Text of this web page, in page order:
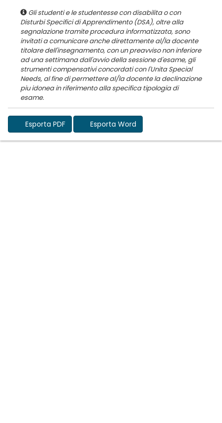
Gli studenti e le studentesse con disabilita o con
Disturbi Specifici di Apprendimento (DSA), oltre alla
segnalazione tramite procedura informatizzata, sono
invitati a comunicare anche direttamente al/la docente
titolare dell'insegnamento, con un preavviso non inferiore
ad una settimana dall'avvio della sessione d'esame, gli
strumenti compensativi concordati con l'Unita Special
Needs, al fine di permettere al/la docente la declinazione
piu idonea in riferimento alla specifica tipologia di
Esporta PDF Esporta Word